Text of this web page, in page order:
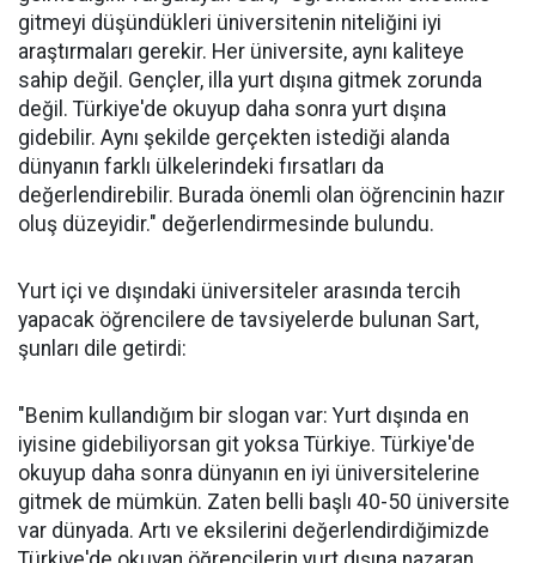
gitmeyi düşündükleri üniversitenin niteliğini iyi
araştırmaları gerekir. Her üniversite, aynı kaliteye
sahip değil. Gençler, illa yurt dışına gitmek zorunda
değil. Türkiye'de okuyup daha sonra yurt dışına
gidebilir. Aynı şekilde gerçekten istediği alanda
dünyanın farklı ülkelerindeki fırsatları da
değerlendirebilir. Burada önemli olan öğrencinin hazır
oluş düzeyidir." değerlendirmesinde bulundu.
Yurt içi ve dışındaki üniversiteler arasında tercih
yapacak öğrencilere de tavsiyelerde bulunan Sart,
şunları dile getirdi:
"Benim kullandığım bir slogan var: Yurt dışında en
iyisine gidebiliyorsan git yoksa Türkiye. Türkiye'de
okuyup daha sonra dünyanın en iyi üniversitelerine
gitmek de mümkün. Zaten belli başlı 40-50 üniversite
var dünyada. Artı ve eksilerini değerlendirdiğimizde